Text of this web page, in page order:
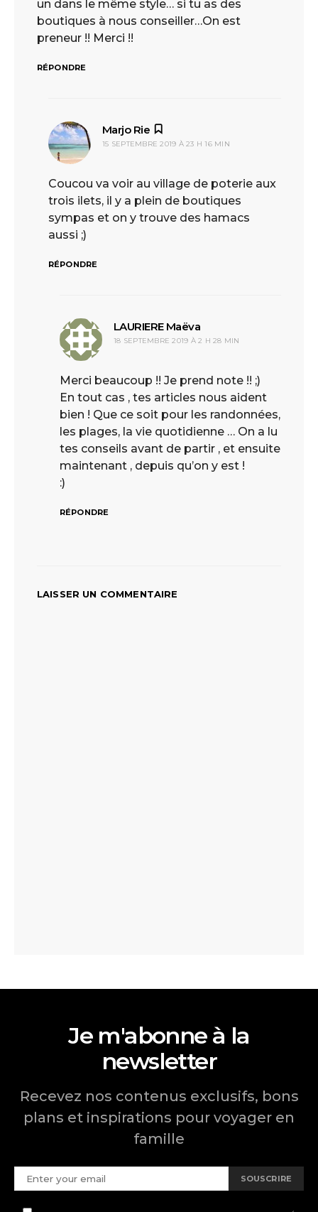
un dans le même style… si tu as des
boutiques à nous conseiller…On est
preneur !! Merci !!
RÉPONDRE
Marjo Rie
15 SEPTEMBRE 2019 À 23 H 16 MIN
Coucou va voir au village de poterie aux
trois ilets, il y a plein de boutiques
sympas et on y trouve des hamacs
aussi ;)
RÉPONDRE
LAURIERE Maëva
18 SEPTEMBRE 2019 À 2 H 28 MIN
Merci beaucoup !! Je prend note !! ;)
En tout cas , tes articles nous aident
bien ! Que ce soit pour les randonnées,
les plages, la vie quotidienne … On a lu
tes conseils avant de partir , et ensuite
maintenant , depuis qu’on y est !
:)
RÉPONDRE
LAISSER UN COMMENTAIRE
Je m'abonne à la
newsletter
Recevez nos contenus exclusifs, bons
plans et inspirations pour voyager en
famille
SOUSCRIRE